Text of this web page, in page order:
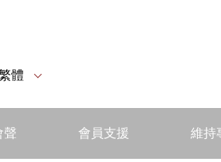
體
聲 會員支援 維持